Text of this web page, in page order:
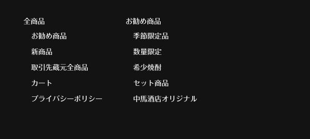
全商品
お勧め商品
新商品
取引先蔵元全商品
カート
プライバシーポリシー
お勧め商品
季節限定品
数量限定
希少焼酎
セット商品
中馬酒店オリジナル